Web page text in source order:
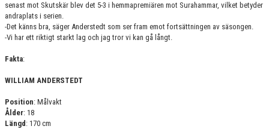
senast mot Skutskär blev det 5-3 i hemmapremiären mot Surahammar, vilket betyder
andraplats i serien.
-Det känns bra, säger Anderstedt som ser fram emot fortsättningen av säsongen.
-Vi har ett riktigt starkt lag och jag tror vi kan gå långt.
Fakta:
WILLIAM ANDERSTEDT
Position: Målvakt
Ålder: 18
Längd : 170 cm